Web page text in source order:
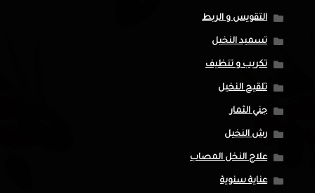
التقويس و الربط
تسميد النخيل
تكريب و تنظيف
تلقيح النخيل
جني الثمار
رش النخيل
علاج النخل المصاب
عناية سنوية